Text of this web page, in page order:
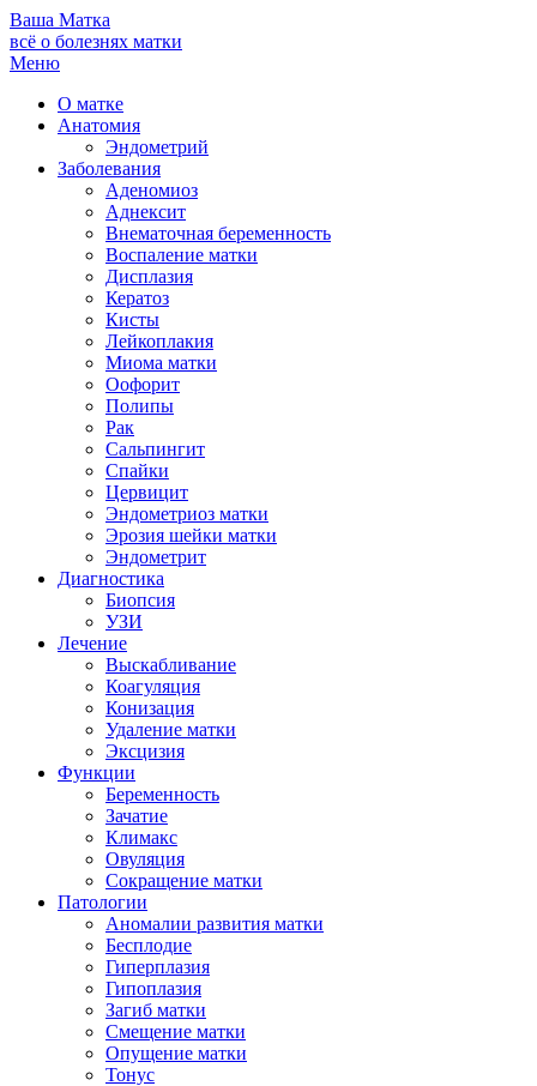
Ваша Матка
всё о болезнях матки
Меню
О матке
Анатомия
Эндометрий
Заболевания
Аденомиоз
Аднексит
Внематочная беременность
Воспаление матки
Дисплазия
Кератоз
Кисты
Лейкоплакия
Миома матки
Оофорит
Полипы
Рак
Сальпингит
Спайки
Цервицит
Эндометриоз матки
Эрозия шейки матки
Эндометрит
Диагностика
Биопсия
УЗИ
Лечение
Выскабливание
Коагуляция
Конизация
Удаление матки
Эксцизия
Функции
Беременность
Зачатие
Климакс
Овуляция
Сокращение матки
Патологии
Аномалии развития матки
Бесплодие
Гиперплазия
Гипоплазия
Загиб матки
Смещение матки
Опущение матки
Тонус